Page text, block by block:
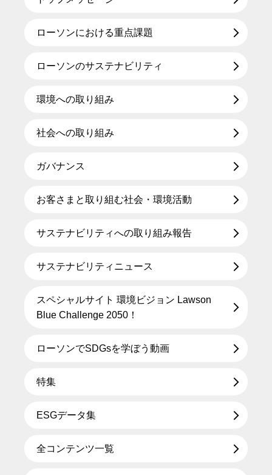
ローソンにおける重点課題
ローソンのサステナビリティ
環境への取り組み
社会への取り組み
ガバナンス
お客さまと取り組む社会・環境活動
サステナビリティへの取り組み報告
サステナビリティニュース
スペシャルサイト 環境ビジョン Lawson
Blue Challenge 2050！
ローソンでSDGsを学ぼう動画
特集
ESGデータ集
全コンテンツ一覧